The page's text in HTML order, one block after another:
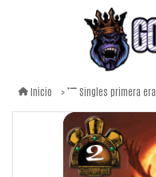
Inicio Singles primera era